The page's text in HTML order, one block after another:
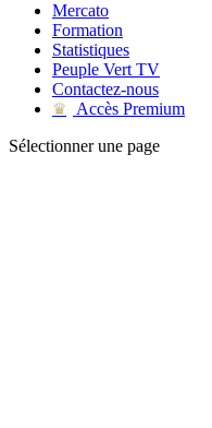
Mercato
Formation
Statistiques
Peuple Vert TV
Contactez-nous
♛
Accès Premium
Sélectionner une page